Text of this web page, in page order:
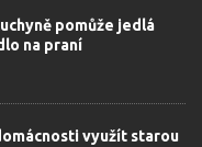
pomůže jedlá
na praní
využít starou